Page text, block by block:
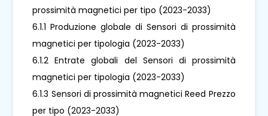
prossimità magnetici per tipo (2023-2033)
6.1.1 Produzione globale di Sensori di prossimità
magnetici per tipologia (2023-2033)
6.1.2 Entrate globali del Sensori di prossimità
magnetici per tipologia (2023-2033)
6.1.3 Sensori di prossimità magnetici Reed Prezzo
per tipo (2023-2033)